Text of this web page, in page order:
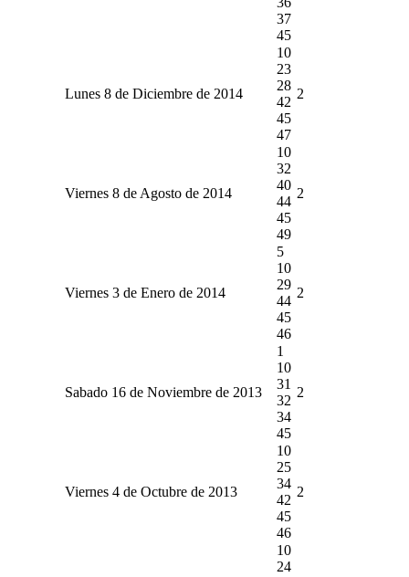
37
45
Lunes 8 de Diciembre de 2014
10
23
28
42
45
47
2
Viernes 8 de Agosto de 2014
10
32
40
44
45
49
2
Viernes 3 de Enero de 2014
5
10
29
44
45
46
2
Sabado 16 de Noviembre de 2013
1
10
31
32
34
45
2
Viernes 4 de Octubre de 2013
10
25
34
42
45
46
2
10
24